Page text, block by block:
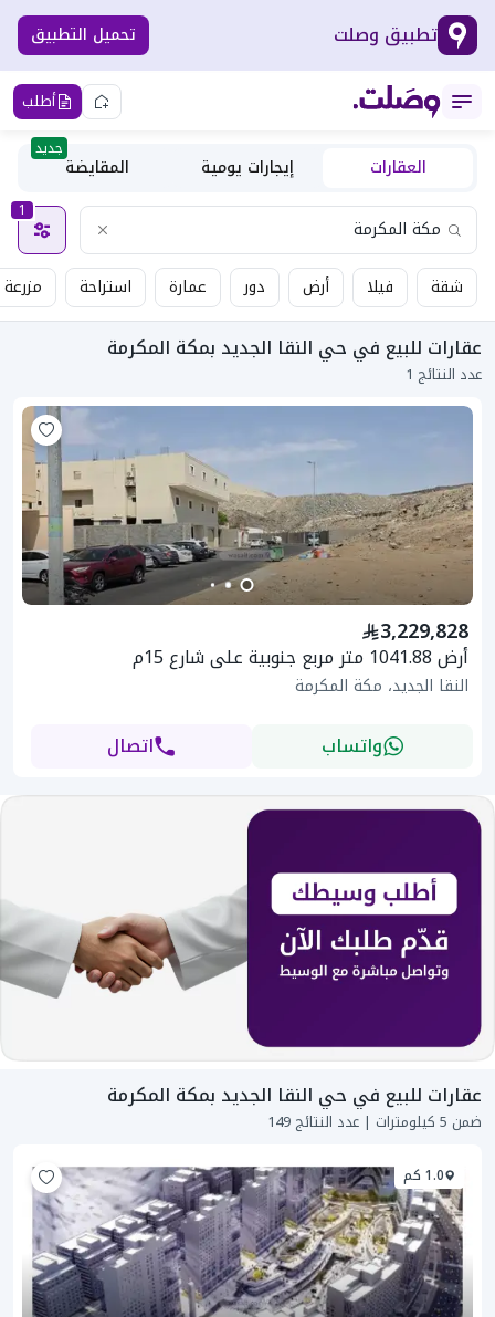
تطبيق وصلت تحميل التطبيق
أطلب
العقارات إيجارات يومية المقايضة
جديد
1
شقة فيلا أرض دور عمارة استراحة مزرعة
عقارات للبيع في حي النقا الجديد بمكة المكرمة
عدد النتائج 1
3,229,828
أرض 1041.88 متر مربع جنوبية على شارع 15م
النقا الجديد، مكة المكرمة
واتساب اتصال
عقارات للبيع في حي النقا الجديد بمكة المكرمة
ضمن 5 كيلومترات | عدد النتائج 149
1.0 كم